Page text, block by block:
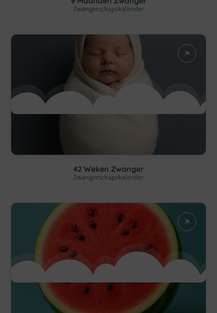
Zwangerschapskalender
42 Weken Zwanger
Zwangerschapskalender